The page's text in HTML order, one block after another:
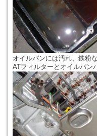
オイルパンには汚れ、鉄粉
ATフィルターとオイルパン